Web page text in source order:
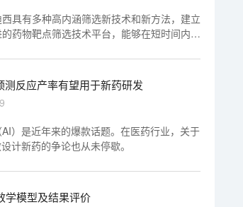
具有多种高内涵筛选新技术和新方法，建立
药物靶点筛选技术平台，能够在短时间内采
”的瓶颈。
测反应产率有望用于新药研发
）是近年来的爆款话题。在医药行业，关于
计新药的争论也从未停歇。
学模型及结果评价